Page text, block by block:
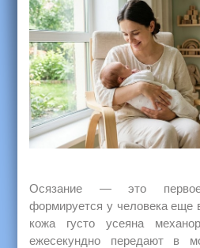
Осязание — это первое
формируется у человека еще
кожа густо усеяна
ежесекундно передают в